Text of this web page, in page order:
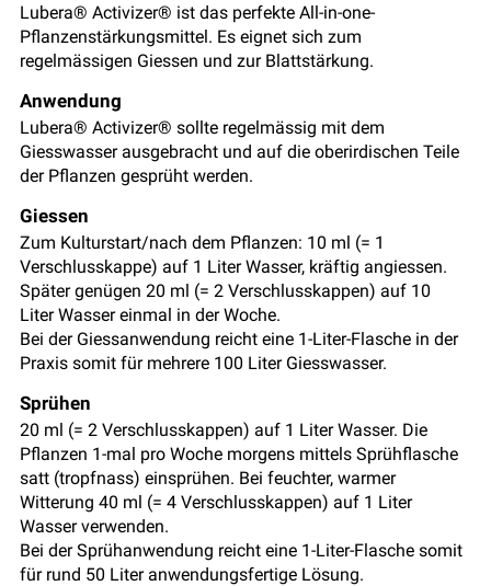
Lubera® Activizer® ist das perfekte All-in-one-
Pflanzenstärkungsmittel. Es eignet sich zum
regelmässigen Giessen und zur Blattstärkung.
Anwendung
Lubera® Activizer® sollte regelmässig mit dem
Giesswasser ausgebracht und auf die oberirdischen Teile
der Pflanzen gesprüht werden.
Giessen
Zum Kulturstart/nach dem Pflanzen: 10 ml (= 1
Verschlusskappe) auf 1 Liter Wasser, kräftig angiessen.
Später genügen 20 ml (= 2 Verschlusskappen) auf 10
Liter Wasser einmal in der Woche.
Bei der Giessanwendung reicht eine 1-Liter-Flasche in der
Praxis somit für mehrere 100 Liter Giesswasser.
Sprühen
20 ml (= 2 Verschlusskappen) auf 1 Liter Wasser. Die
Pflanzen 1-mal pro Woche morgens mittels Sprühflasche
satt (tropfnass) einsprühen. Bei feuchter, warmer
Witterung 40 ml (= 4 Verschlusskappen) auf 1 Liter
Wasser verwenden.
Bei der Sprühanwendung reicht eine 1-Liter-Flasche somit
für rund 50 Liter anwendungsfertige Lösung.